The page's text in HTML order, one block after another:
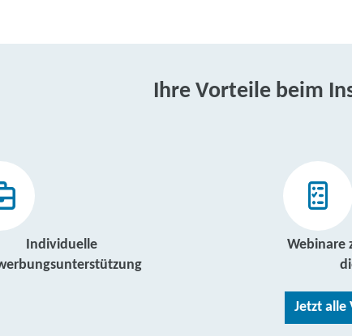
Ihre Vorteile beim
Individuelle
Webinare
Jetzt alle